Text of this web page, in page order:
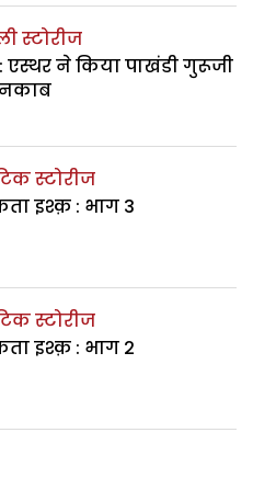
स्टोरीज
एस्थर ने किया पाखंडी गुरूजी
स्टोरीज
इश्क़ : भाग 3
स्टोरीज
इश्क़ : भाग 2